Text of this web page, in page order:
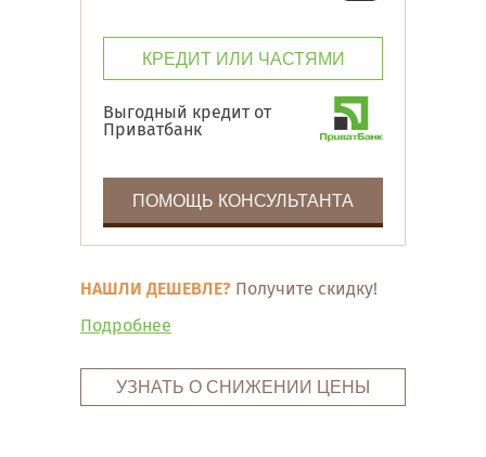
КРЕДИТ ИЛИ ЧАСТЯМИ
Выгодный кредит от
Приватбанк
ПОМОЩЬ КОНСУЛЬТАНТА
НАШЛИ ДЕШЕВЛЕ? Получите скидку!
Подробнее
УЗНАТЬ О СНИЖЕНИИ ЦЕНЫ